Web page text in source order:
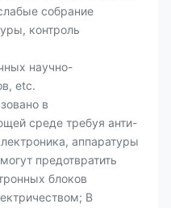
собрание
контроль
научно-
etc.
в
среде требуя анти-
аппаратуры
предотвратить
блоков
В